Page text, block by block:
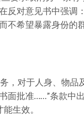
反对意见书中强调
不希望暴露身份的
，对于人身、物品
面批准……”条款中
生效。